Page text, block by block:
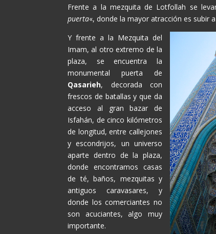
Frente a la mezquita de Lotfollah se
puerta«, donde la mayor atracción es subir
Y frente a la Mezquita del
Imam, al otro extremo de la
plaza, se encuentra la
monumental puerta de
Qasarieh, decorada con
frescos de batallas y que da
acceso al gran bazar de
Isfahán, de cinco kilómetros
de longitud, entre callejones
y escondrijos, un universo
aparte dentro de la plaza,
donde encontramos casas
de té, baños, mezquitas y
antiguos caravasares, y
donde los comerciantes no
son acuciantes, algo muy
importante.